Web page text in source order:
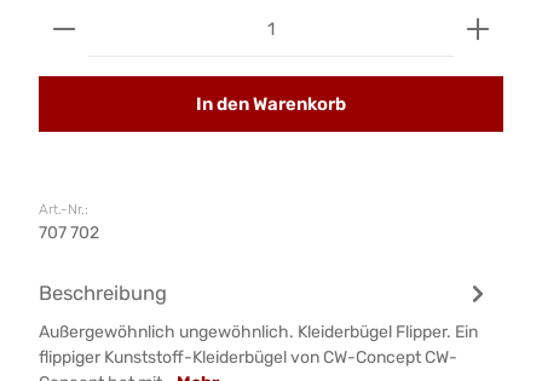
Produkt Anzahl: Gib den gewünschten Wert
In den Warenkorb
Art.-Nr.:
707 702
Beschreibung
Außergewöhnlich ungewöhnlich. Kleiderbügel Flipper. Ein
flippiger Kunststoff-Kleiderbügel von CW-Concept CW-